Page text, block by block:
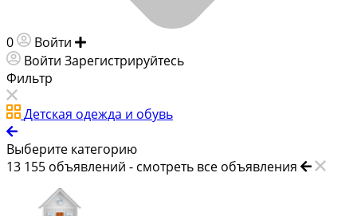
0 Войти
Войти Зарегистрируйтесь
Фильтр
Детская одежда и обувь
Выберите категорию
13 155 объявлений - смотреть все объявления